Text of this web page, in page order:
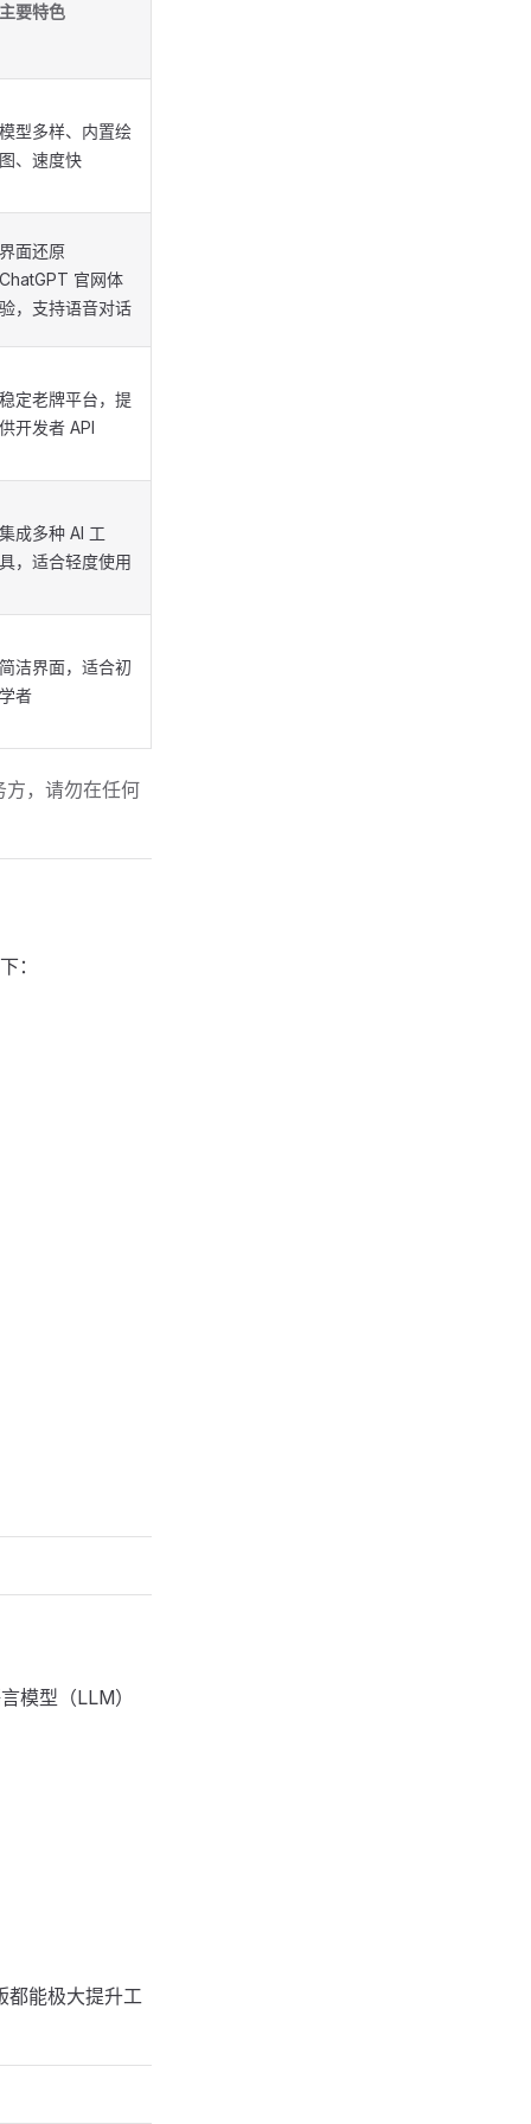
主要特色
模型多样、内置绘
图、速度快
界面还原
ChatGPT 官网体
验，支持语音对话
稳定老牌平台，提
供开发者 API
集成多种 AI 工
具，适合轻度使用
简洁界面，适合初
学者
，请勿在任何
：
模型（LLM）
都能极大提升工